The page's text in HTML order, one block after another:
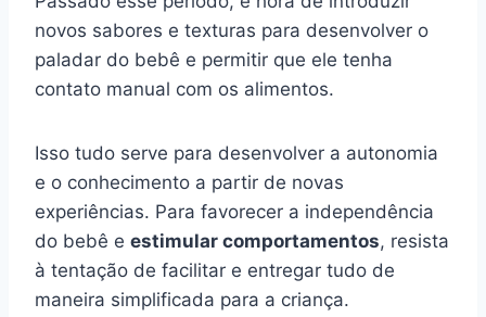
novos sabores e texturas para desenvolver o
paladar do bebê e permitir que ele tenha
contato manual com os alimentos.
Isso tudo serve para desenvolver a autonomia
e o conhecimento a partir de novas
experiências. Para favorecer a independência
do bebê e estimular comportamentos, resista
à tentação de facilitar e entregar tudo de
maneira simplificada para a criança.